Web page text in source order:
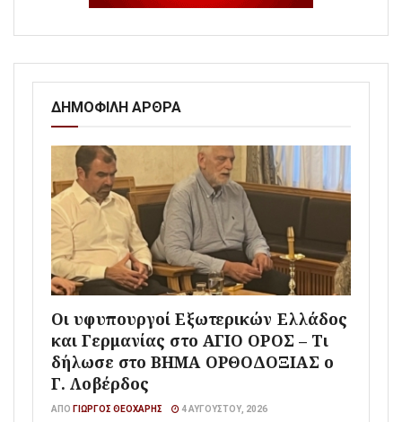
ΔΗΜΟΦΙΛΗ ΑΡΘΡΑ
Οι υφυπουργοί Εξωτερικών Ελλάδος
και Γερμανίας στο ΑΓΙΟ ΟΡΟΣ – Τι
δήλωσε στο ΒΗΜΑ ΟΡΘΟΔΟΞΙΑΣ ο
Γ. Λοβέρδος
ΑΠΌ ΓΙΏΡΓΟΣ ΘΕΟΧΆΡΗΣ 4 ΑΥΓΟΎΣΤΟΥ, 2026